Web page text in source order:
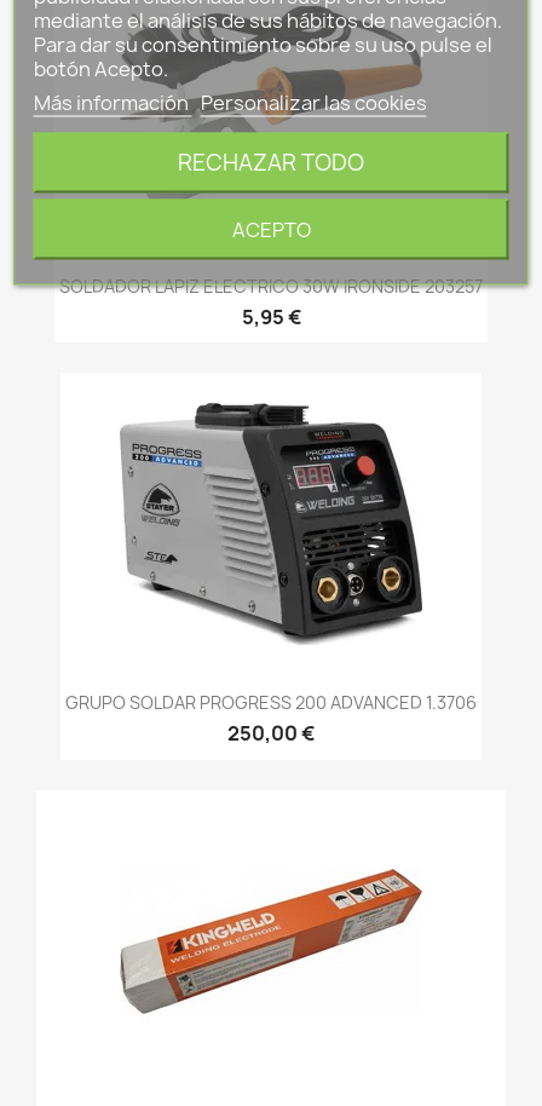
SOLDADOR LAPIZ ELECTRICO 30W IRONSIDE 203257
5,95 €
GRUPO SOLDAR PROGRESS 200 ADVANCED 1.3706
250,00 €
mediante el análisis de sus hábitos de navegación.
Para dar su consentimiento sobre su uso pulse el
botón Acepto.
Más información Personalizar las cookies
RECHAZAR TODO
ACEPTO